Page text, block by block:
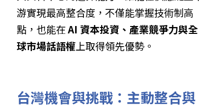
游實現最高整合度，不僅能掌握技術制高
點，也能在 AI 資本投資、產業競爭力與全
球市場話語權上取得領先優勢。
台灣機會與挑戰：主動整合與